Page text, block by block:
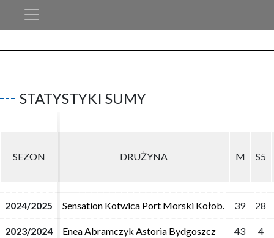
STATYSTYKI SUMY
SEZON DRUŻYNA M S5
2024/2025 Sensation Kotwica Port Morski Kołob. 39 28
2023/2024 Enea Abramczyk Astoria Bydgoszcz 43 4
SEZON DRUŻYNA M S5
2024/2025 Sensation Kotwica Port Morski Kołob. 39 28
2023/2024 Enea Abramczyk Astoria Bydgoszcz 43 4